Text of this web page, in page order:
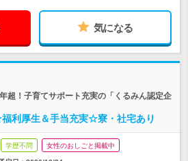
気になる
超！子育てサポート充実の「くるみん認定企
利厚生＆手当充実☆寮・社宅あり
学歴不問 女性のおしごと掲載中